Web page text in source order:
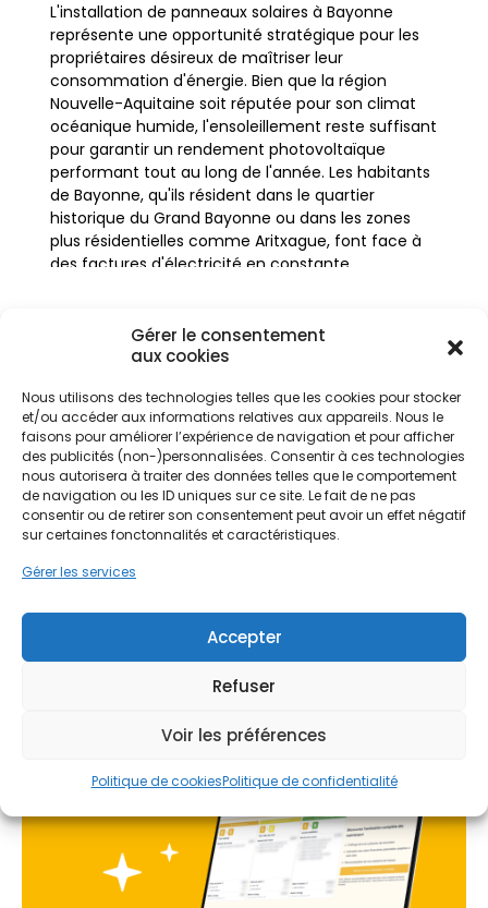
Gérer le consentement
aux cookies
Nous utilisons des technologies telles que les cookies pour stocker
et/ou accéder aux informations relatives aux appareils. Nous le
faisons pour améliorer l’expérience de navigation et pour afficher
des publicités (non-)personnalisées. Consentir à ces technologies
nous autorisera à traiter des données telles que le comportement
de navigation ou les ID uniques sur ce site. Le fait de ne pas
consentir ou de retirer son consentement peut avoir un effet négatif
sur certaines fonctonnalités et caractéristiques.
Gérer les services
Accepter
Refuser
Voir les préférences
Politique de cookiesPolitique de confidentialité
L'installation de panneaux solaires à Bayonne
représente une opportunité stratégique pour les
propriétaires désireux de maîtriser leur
consommation d'énergie. Bien que la région
Nouvelle-Aquitaine soit réputée pour son climat
océanique humide, l'ensoleillement reste suffisant
pour garantir un rendement photovoltaïque
performant tout au long de l'année. Les habitants
de Bayonne, qu'ils résident dans le quartier
historique du Grand Bayonne ou dans les zones
plus résidentielles comme Aritxague, font face à
des factures d'électricité en constante
en s'inscrivant dans une démarche écologique
Le contexte local impose une réflexion particulière
sur l'intégration de ces dispositifs. Avec une
pluviométrie annuelle avoisinant les 1500 mm et la
proximité des cours d'eau comme la Nive et
l'Adour, les installations doivent être conçues pour
résister à l'humidité et aux variations
météorologiques. De plus, l'air salin,
nécessite des équipements de qualité supérieure
pour éviter la corrosion prématurée. Investir dans
une solution pérenne, adaptée aux spécificités du
transformer chaque rayon de soleil en économies
concrètes pour le foyer.
Ne passez pas à côté de vos
aides !
Faites vite, les budgets
MaPrimeRénov' sont annuels et
limités. Les dossiers sont traités
par ordre d'arrivée.
Contactez-nous maintenant
pour maximiser vos aides !
Je prends rdv !